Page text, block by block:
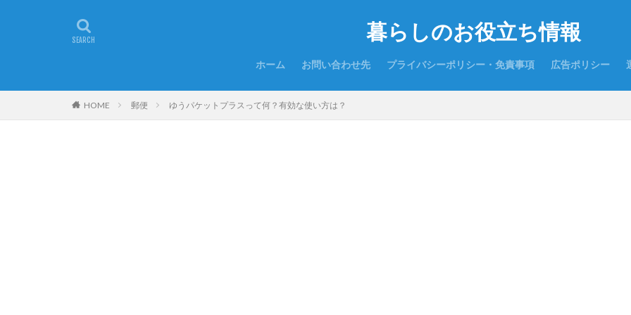
暮らしのお役立ち情報
ホーム お問い合わせ先 プライバシーポリシー・免責事項 広告ポリシー
HOME 郵便 ゆうパケットプラスって何？有効な使い方は？